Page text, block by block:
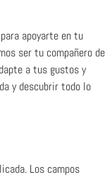
apoyarte en tu
ser tu compañero de
a tus gustos y
y descubrir todo lo
Los campos